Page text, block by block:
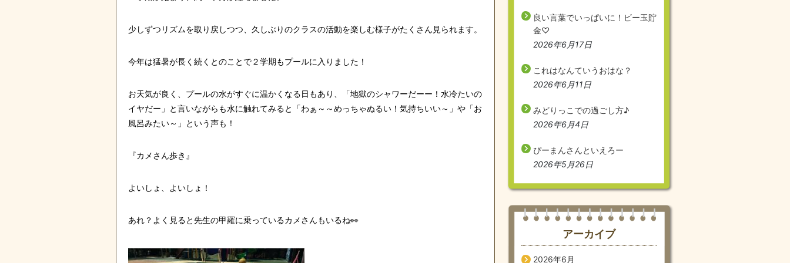
少しずつリズムを取り戻しつつ、久しぶりのクラスの活動を楽しむ様子がたくさん見られます。
今年は猛暑が長く続くとのことで２学期もプールに入りました！
お天気が良く、プールの水がすぐに温かくなる日もあり、「地獄のシャワーだーー！水冷たいの
イヤだー」と言いながらも水に触れてみると「わぁ～～めっちゃぬるい！気持ちいい～」や「お
風呂みたい～」という声も！
『カメさん歩き』
よいしょ、よいしょ！
あれ？よく見ると先生の甲羅に乗っているカメさんもいるね👀
良い言葉でいっぱいに！ビー玉貯
金♡
2026年6月17日
これはなんていうおはな？
2026年6月11日
みどりっこでの過ごし方♪
2026年6月4日
ぴーまんさんといえろー
2026年5月26日
アーカイブ
2026年6月